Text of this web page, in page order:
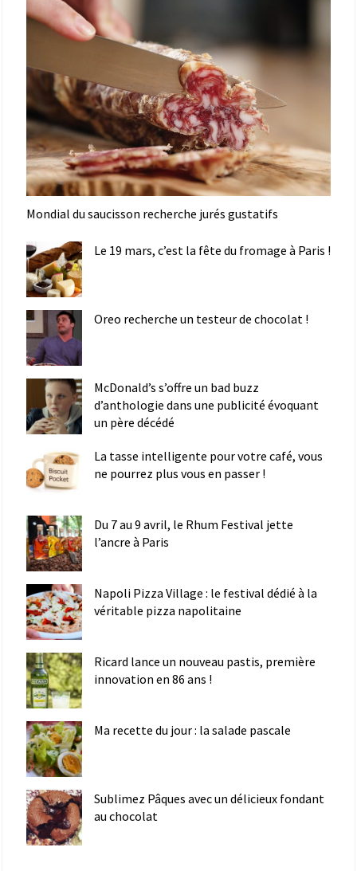
Mondial du saucisson recherche jurés gustatifs
Le 19 mars, c’est la fête du fromage à Paris !
Oreo recherche un testeur de chocolat !
McDonald’s s’offre un bad buzz
d’anthologie dans une publicité évoquant
un père décédé
La tasse intelligente pour votre café, vous
ne pourrez plus vous en passer !
Du 7 au 9 avril, le Rhum Festival jette
l’ancre à Paris
Napoli Pizza Village : le festival dédié à la
véritable pizza napolitaine
Ricard lance un nouveau pastis, première
innovation en 86 ans !
Ma recette du jour : la salade pascale
Sublimez Pâques avec un délicieux fondant
au chocolat